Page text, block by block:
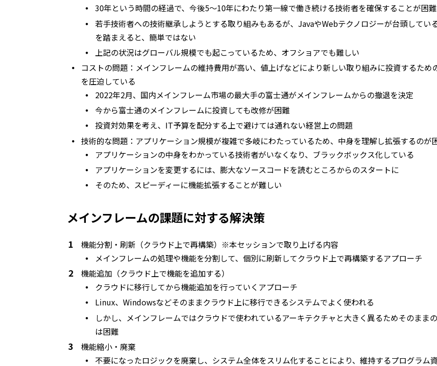
30年という時間の経過で、今後5～10年にわたり第一線で働き続ける技術者を確保することが困
若手技術者への技術継承しようとする取り組みもあるが、JavaやWebテクノロジーが台頭してい
を踏まえると、簡単ではない
上記の状況はグローバル規模でも起こっているため、オフショアでも難しい
コストの問題：メインフレームの維持費用が高い、値上げなどにより新しい取り組みに投資するため
を圧迫している
2022年2月、国内メインフレーム市場の最大手の富士通がメインフレームからの撤退を決定
今から富士通のメインフレームに投資しても改修が困難
投資対効果を考え、IT予算を配分する上で避けては通れない経営上の問題
技術的な問題：アプリケーション規模が複雑で多岐にわたっているため、中身を理解し拡張するのが
アプリケーションの中身をわかっている技術者がいなくなり、ブラックボックス化している
アプリケーションを変更するには、膨大なソースコードを読むところからのスタートに
そのため、スピーディーに機能拡張することが難しい
メインフレームの課題に対する解決策
機能分割・刷新（クラウド上で再構築）※本セッションで取り上げる内容
メインフレームの処理や機能を分割して、個別に刷新してクラウド上で再構築するアプローチ
機能追加（クラウド上で機能を追加する）
クラウドに移行してから機能追加を行っていくアプローチ
Linux、Windowsなどそのままクラウド上に移行できるシステムでよく使われる
しかし、メインフレームではクラウドで使われているアーキテクチャと大きく異るためそのまま
は困難
機能縮小・廃棄
不要になったロジックを廃棄し、システム全体をスリム化することにより、維持するプログラム